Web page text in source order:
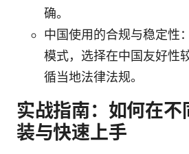
确。
中国使用的合规与稳定性
模式，选择在中国友好性
循当地法律法规。
实战指南：如何在不
装与快速上手